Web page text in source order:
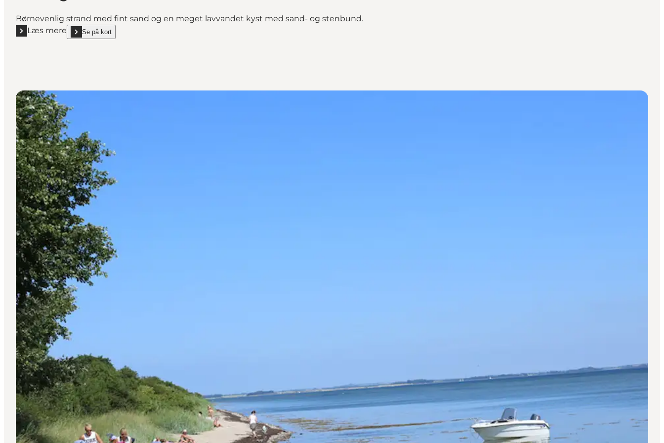
Børnevenlig strand med fint sand og en meget lavvandet kyst med sand- og stenbund.
Læs mere
Læs mere "Binderup Strand - Strand tæt ved Kolding"
Se på kort
show Binderup Strand - Strand tæt ved Kolding on_map